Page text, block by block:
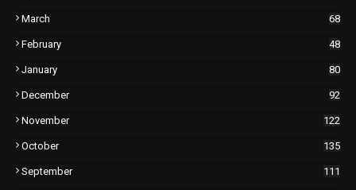
March 68
February 48
January 80
December 92
November 122
October 135
September 111